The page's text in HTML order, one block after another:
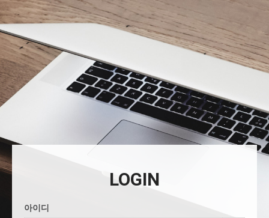
LOGIN
아이디